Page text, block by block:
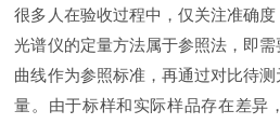
很多人在验收过程中，仅关注准确
光谱仪的定量方法属于参照法，即
曲线作为参照标准，再通过对比待
量。由于标样和实际样品存在差异